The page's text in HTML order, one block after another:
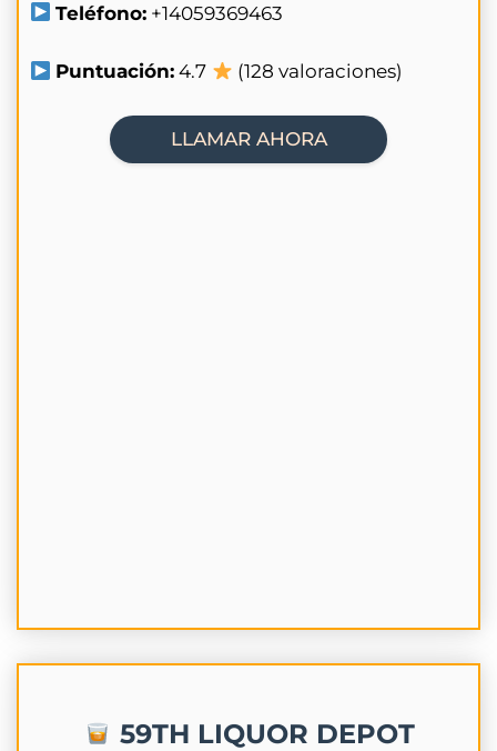
Teléfono: +14059369463
Puntuación: 4.7 (128 valoraciones)
LLAMAR AHORA
59TH LIQUOR DEPOT